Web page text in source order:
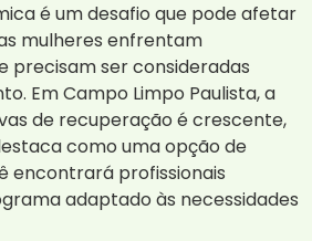
é um desafio que pode afetar
mulheres enfrentam
precisam ser consideradas
Em Campo Limpo Paulista, a
de recuperação é crescente,
como uma opção de
encontrará profissionais
adaptado às necessidades